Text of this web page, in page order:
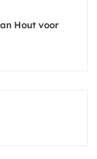
Hout voor